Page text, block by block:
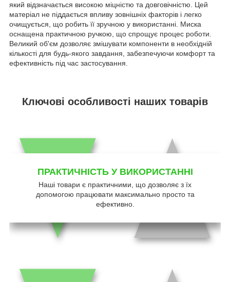
який відзначається високою міцністю та довговічністю. Цей
матеріал не піддається впливу зовнішніх факторів і легко
очищується, що робить її зручною у використанні. Миска
оснащена практичною ручкою, що спрощує процес роботи.
Великий об'єм дозволяє змішувати компоненти в необхідній
кількості для будь-якого завдання, забезпечуючи комфорт та
ефективність під час застосування.
Ключові особливості наших товарів
ПРАКТИЧНІСТЬ У ВИКОРИСТАННІ
Наші товари є практичними, що дозволяє з їх
допомогою працювати максимально просто та
ефективно.